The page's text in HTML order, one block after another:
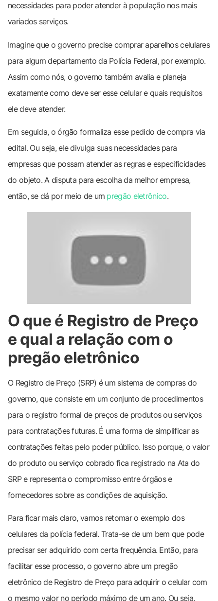
necessidades para poder atender à população nos mais
variados serviços.
Imagine que o governo precise comprar aparelhos celulares
para algum departamento da Polícia Federal, por exemplo.
Assim como nós, o governo também avalia e planeja
exatamente como deve ser esse celular e quais requisitos
ele deve atender.
Em seguida, o órgão formaliza esse pedido de compra via
edital. Ou seja, ele divulga suas necessidades para
empresas que possam atender as regras e especificidades
do objeto. A disputa para escolha da melhor empresa,
então, se dá por meio de um pregão eletrônico.
O que é Registro de Preço
e qual a relação com o
pregão eletrônico
O Registro de Preço (SRP) é um sistema de compras do
governo, que consiste em um conjunto de procedimentos
para o registro formal de preços de produtos ou serviços
para contratações futuras. É uma forma de simplificar as
contratações feitas pelo poder público. Isso porque, o valor
do produto ou serviço cobrado fica registrado na Ata do
SRP e representa o compromisso entre órgãos e
fornecedores sobre as condições de aquisição.
Para ficar mais claro, vamos retomar o exemplo dos
celulares da polícia federal. Trata-se de um bem que pode
precisar ser adquirido com certa frequência. Então, para
facilitar esse processo, o governo abre um pregão
eletrônico de Registro de Preço para adquirir o celular com
o mesmo valor no período máximo de um ano. Ou seja,